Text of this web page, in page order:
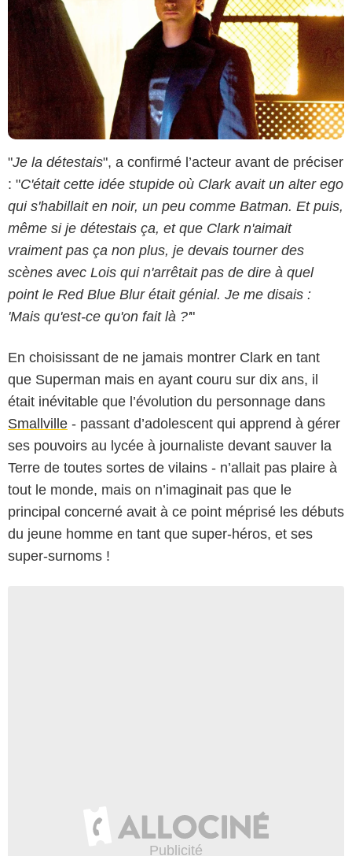
"Je la détestais", a confirmé l’acteur avant de préciser
: "C'était cette idée stupide où Clark avait un alter ego
qui s'habillait en noir, un peu comme Batman. Et puis,
même si je détestais ça, et que Clark n'aimait
vraiment pas ça non plus, je devais tourner des
scènes avec Lois qui n'arrêtait pas de dire à quel
point le Red Blue Blur était génial. Je me disais :
'Mais qu'est-ce qu'on fait là ?'"
En choisissant de ne jamais montrer Clark en tant
que Superman mais en ayant couru sur dix ans, il
était inévitable que l’évolution du personnage dans
Smallville - passant d’adolescent qui apprend à gérer
ses pouvoirs au lycée à journaliste devant sauver la
Terre de toutes sortes de vilains - n’allait pas plaire à
tout le monde, mais on n’imaginait pas que le
principal concerné avait à ce point méprisé les débuts
du jeune homme en tant que super-héros, et ses
super-surnoms !